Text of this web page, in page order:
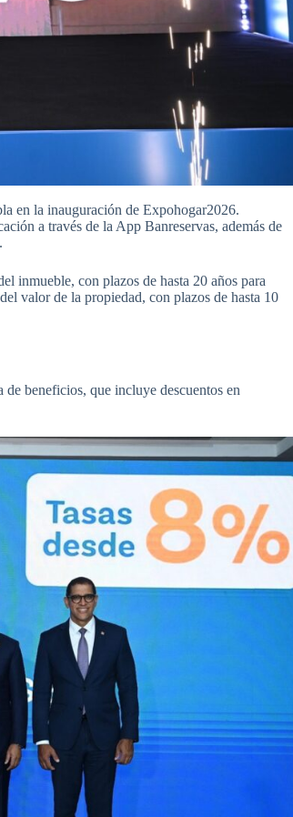
en la inauguración de Expohogar2026.
a través de la App Banreservas, además de
inmueble, con plazos de hasta 20 años para
valor de la propiedad, con plazos de hasta 10
beneficios, que incluye descuentos en